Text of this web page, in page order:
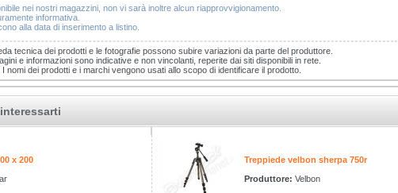
nei nostri magazzini, non vi sarà inoltre alcun riapprovvigionamento.
informativa.
alla data di inserimento a listino.
tecnica dei prodotti e le fotografie possono subire variazioni da parte del produttore.
e informazioni sono indicative e non vincolanti, reperite dai siti disponibili in rete.
I nomi dei prodotti e i marchi vengono usati allo scopo di identificare il prodotto.
x 200
Treppiede velbon sherpa 750r
Produttore: Velbon